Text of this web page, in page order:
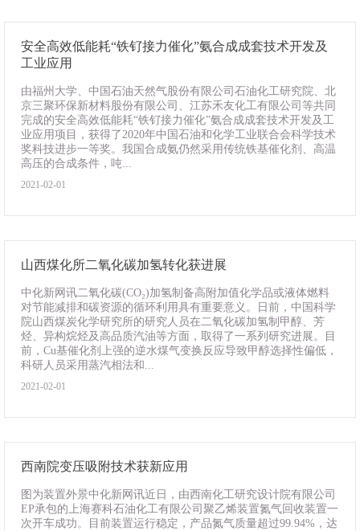
安全高效低能耗“铁钌接力催化”氨合成成套技术开发及
工业应用
由福州大学、中国石油天然气股份有限公司石油化工研究院、北
京三聚环保新材料股份有限公司、江苏禾友化工有限公司等共同
完成的安全高效低能耗“铁钌接力催化”氨合成成套技术开发及工
业应用项目，获得了2020年中国石油和化学工业联合会科学技术
奖科技进步一等奖。我国合成氨仍然采用传统铁基催化剂、高温
高压的合成条件，吨...
2021-02-01
山西煤化所二氧化碳加氢转化获进展
中化新网讯二氧化碳(CO₂)加氢制备高附加值化学品或液体燃料
对节能减排和碳资源的循环利用具有重要意义。日前，中国科学
院山西煤炭化学研究所的研究人员在二氧化碳加氢制甲醇、芳
烃、异构烷烃及高品质汽油等方面，取得了一系列研究进展。目
前，Cu基催化剂上强的逆水煤气变换反应导致甲醇选择性偏低，
科研人员采用蒸汽相法和...
2021-02-01
西南院变压吸附技术获新应用
图为装置外景中化新网讯近日，由西南化工研究设计院有限公司
EP承包的上海赛科石油化工有限公司聚乙烯装置氮气回收装置一
次开车成功。目前装置运行稳定，产品氮气质量超过99.94%，达